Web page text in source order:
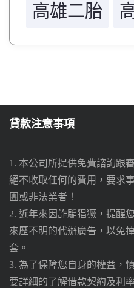
高雄二胎
貸款注意事項
1. 本公司所提供免費諮詢跟
絕不收取任何的費用，要求
團或非法業者！
2. 近年來因詐騙猖獗，提醒
來歷不明的代辦廣告，以免
套。
3. 為了保障您自身的權益，
要詳細的了解借款契約及利